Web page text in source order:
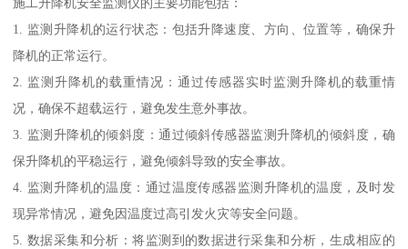
施工升降机安全监测仪的主要功能包括：
1. 监测升降机的运行状态：包括升降速度、方向、位置等，确保升
降机的正常运行。
2. 监测升降机的载重情况：通过传感器实时监测升降机的载重情
况，确保不超载运行，避免发生意外事故。
3. 监测升降机的倾斜度：通过倾斜传感器监测升降机的倾斜度，确
保升降机的平稳运行，避免倾斜导致的安全事故。
4. 监测升降机的温度：通过温度传感器监测升降机的温度，及时发
现异常情况，避免因温度过高引发火灾等安全问题。
5. 数据采集和分析：将监测到的数据进行采集和分析，生成相应的